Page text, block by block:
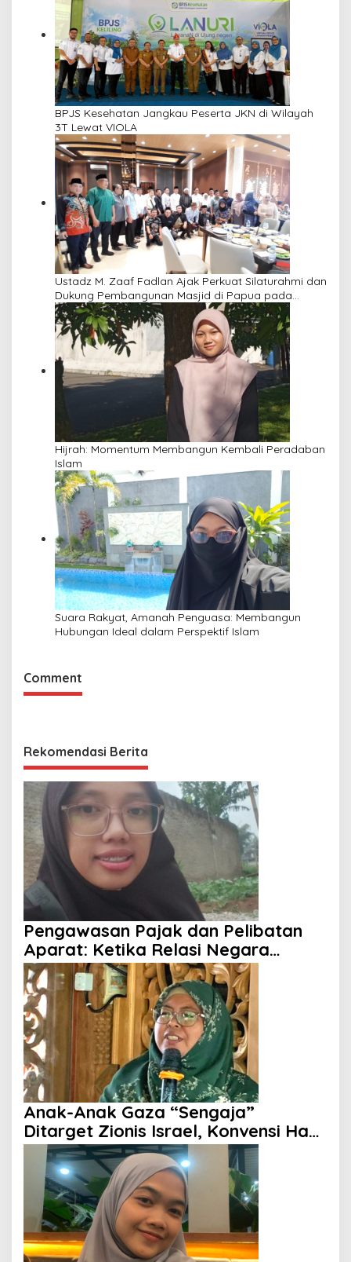
BPJS Kesehatan Jangkau Peserta JKN di Wilayah
3T Lewat VIOLA
Ustadz M. Zaaf Fadlan Ajak Perkuat Silaturahmi dan
Dukung Pembangunan Masjid di Papua pada
Pengajian Yayasan Alimbas Insan Cita
Hijrah: Momentum Membangun Kembali Peradaban
Islam
Suara Rakyat, Amanah Penguasa: Membangun
Hubungan Ideal dalam Perspektif Islam
Comment
Rekomendasi Berita
Pengawasan Pajak dan Pelibatan
Aparat: Ketika Relasi Negara
dengan Rakyat Dipertanyakan
Anak-Anak Gaza “Sengaja”
Ditarget Zionis Israel, Konvensi Hak
Anak Tak Berdaya